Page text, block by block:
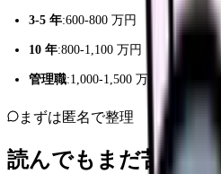
3-5 年:600-800 万円
10 年:800-1,100 万円
管理職:1,000-1,500 万円
まずは匿名で整理
読んでもまだ苦しい